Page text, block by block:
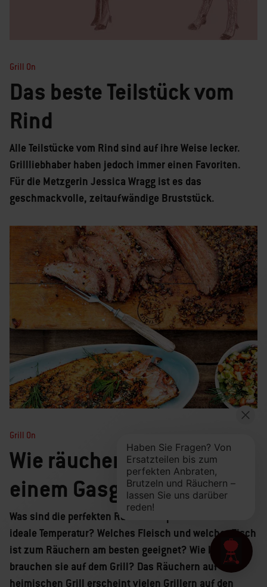
Grill On
Das beste Teilstück vom
Rind
Alle Teilstücke vom Rind sind auf ihre Weise lecker.
Grillliebhaber haben jedoch immer einen Favoriten.
Für die Metzgerin Jessica Wragg ist es das
geschmackvolle, zeitaufwändige Bruststück.
Grill On
Wie räucherst du mit
einem Gasgrill?
Was sind die perfekten Räucherchips? Was ist die
ideale Temperatur? Welches Fleisch und welcher Fisch
ist zum Räuchern am besten geeignet? Wie lange
brauchen sie auf dem Grill? Das Räuchern auf dem
heimischen Grill erscheint vielen Grillern auf den